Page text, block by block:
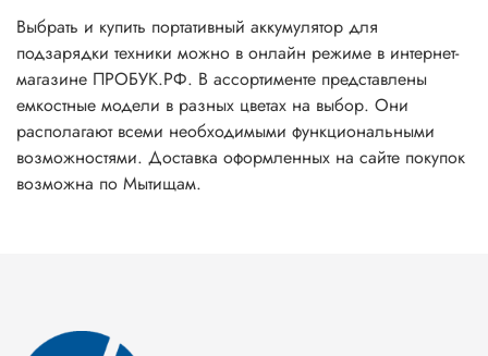
Выбрать и купить портативный аккумулятор для
подзарядки техники можно в онлайн режиме в интернет-
магазине ПРОБУК.РФ. В ассортименте представлены
емкостные модели в разных цветах на выбор. Они
располагают всеми необходимыми функциональными
возможностями. Доставка оформленных на сайте покупок
возможна по Мытищам.